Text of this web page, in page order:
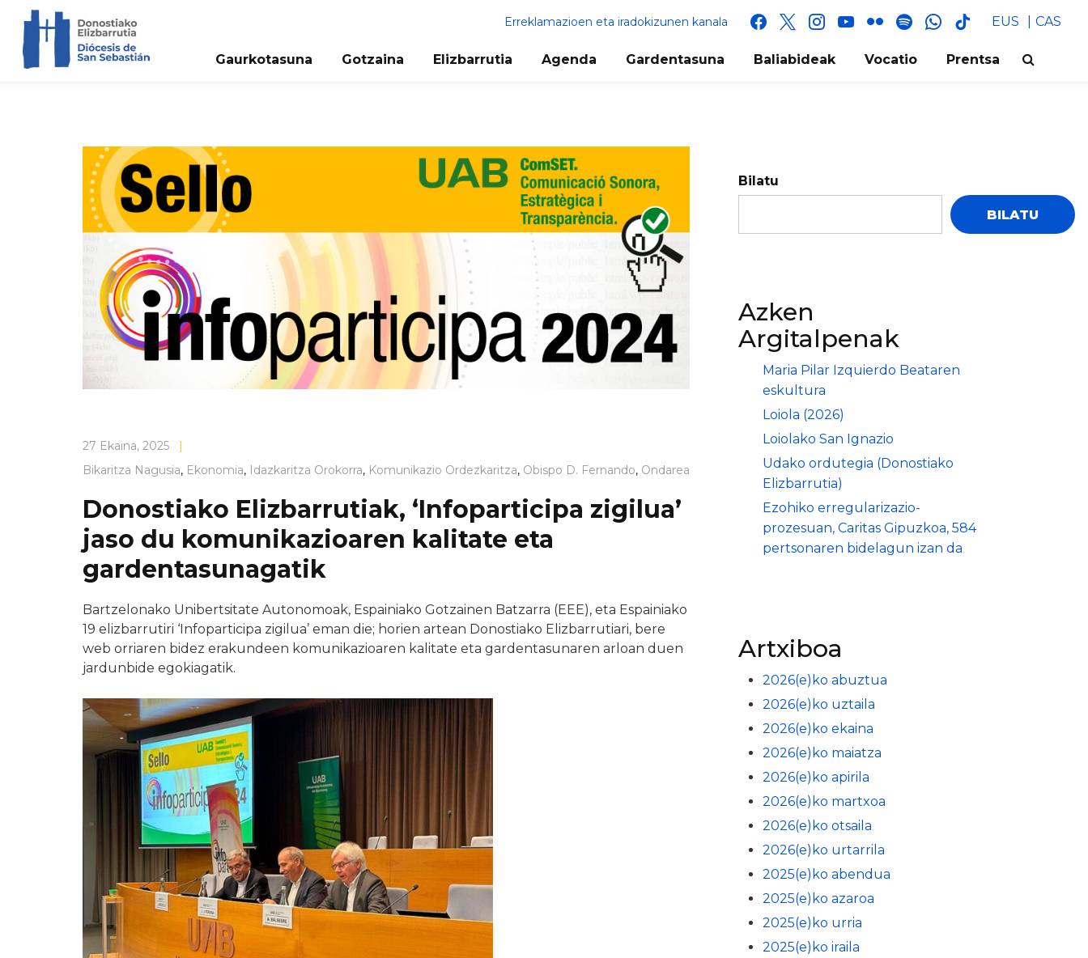
Erreklamazioen eta iradokizunen kanala facebook
x instagram
youtube
flickr spotifywhatsapp
tik
EUS CAS
Gaurkotasuna Gotzaina Elizbarrutia Agenda Gardentasuna Baliabideak Vocatio Prentsa
27 Ekaina, 2025
|
Bikaritza Nagusia, Ekonomia, Idazkaritza Orokorra, Komunikazio Ordezkaritza, Obispo D. Fernando, Ondarea
Donostiako Elizbarrutiak, ‘Infoparticipa zigilua’
jaso du komunikazioaren kalitate eta
gardentasunagatik
Bartzelonako Unibertsitate Autonomoak, Espainiako Gotzainen Batzarra (EEE), eta Espainiako
19 elizbarrutiri ‘Infoparticipa zigilua’ eman die; horien artean Donostiako Elizbarrutiari, bere
web orriaren bidez erakundeen komunikazioaren kalitate eta gardentasunaren arloan duen
jardunbide egokiagatik.
Bilatu
BILATU
Azken
Argitalpenak
Maria Pilar Izquierdo Beataren
eskultura
Loiola (2026)
Loiolako San Ignazio
Udako ordutegia (Donostiako
Elizbarrutia)
Ezohiko erregularizazio-
prozesuan, Caritas Gipuzkoa, 584
pertsonaren bidelagun izan da
Artxiboa
2026(e)ko abuztua
2026(e)ko uztaila
2026(e)ko ekaina
2026(e)ko maiatza
2026(e)ko apirila
2026(e)ko martxoa
2026(e)ko otsaila
2026(e)ko urtarrila
2025(e)ko abendua
2025(e)ko azaroa
2025(e)ko urria
2025(e)ko iraila